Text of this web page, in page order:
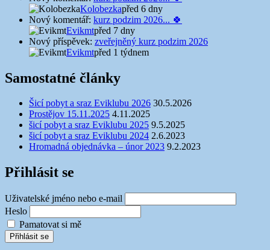
Kolobezkapřed 6 dny
Nový komentář: kurz podzim 2026... 🍀
Evikmtpřed 7 dny
Nový příspěvek: zveřejněný kurz podzim 2026
Evikmtpřed 1 týdnem
Samostatné články
Šicí pobyt a sraz Eviklubu 2026 30.5.2026
Prostějov 15.11.2025 4.11.2025
šicí pobyt a sraz Eviklubu 2025 9.5.2025
šicí pobyt a sraz Eviklubu 2024 2.6.2023
Hromadná objednávka – únor 2023 9.2.2023
Přihlásit se
Uživatelské jméno nebo e-mail
Heslo
Pamatovat si mě
Přihlásit se